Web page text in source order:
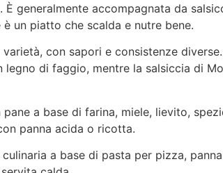
generalmente accompagnata da
un piatto che scalda e nutre bene.
con sapori e consistenze
legno di faggio, mentre la salsiccia di
a base di farina, miele, lievito,
panna acida o ricotta.
a base di pasta per pizza, panna